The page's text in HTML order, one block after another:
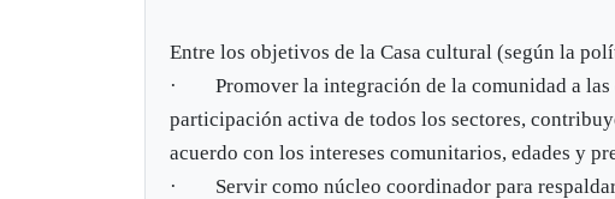
Entre los objetivos de la Casa cultural (según la
· Promover la integración de la comunidad a las
participación activa de todos los sectores,
acuerdo con los intereses comunitarios, edades y
· Servir como núcleo coordinador para